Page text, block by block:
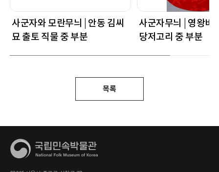
사군자와 모란무늬 | 안동 김씨
묘 출토 직물 중 부분
사군자무늬 | 영왕비
당저고리 중 부분
목록